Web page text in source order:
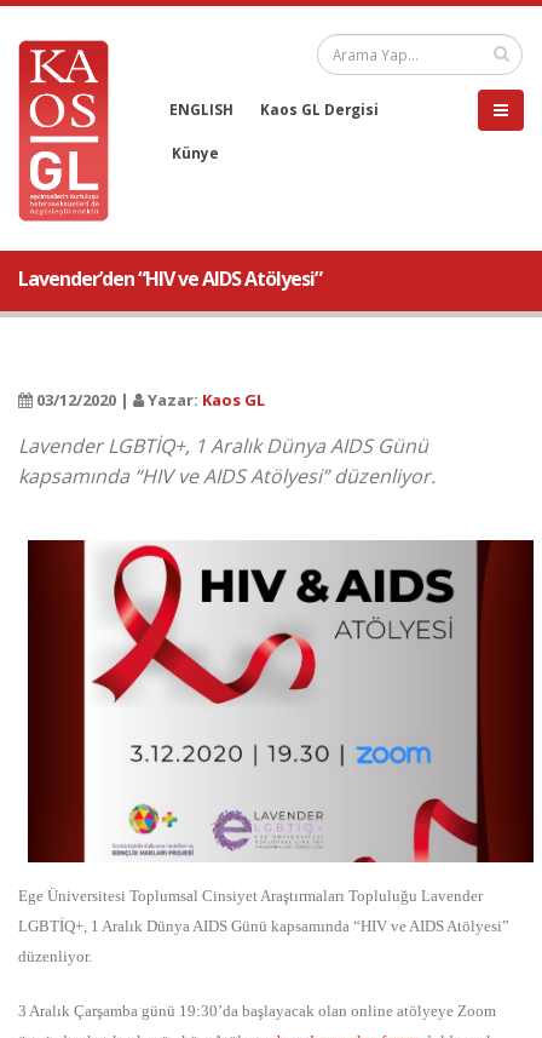
ENGLISH Kaos GL Dergisi
Künye
Lavender’den “HIV ve AIDS Atölyesi”
03/12/2020 | Yazar: Kaos GL
Lavender LGBTİQ+, 1 Aralık Dünya AIDS Günü
kapsamında “HIV ve AIDS Atölyesi” düzenliyor.
Ege Üniversitesi Toplumsal Cinsiyet Araştırmaları Topluluğu Lavender
LGBTİQ+, 1 Aralık Dünya AIDS Günü kapsamında “HIV ve AIDS Atölyesi”
düzenliyor.
3 Aralık Çarşamba günü 19:30’da başlayacak olan online atölyeye Zoom